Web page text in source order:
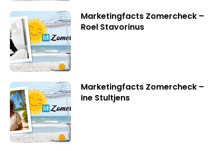
Marketingfacts Zomercheck –
Roel Stavorinus
Marketingfacts Zomercheck –
Ine Stultjens